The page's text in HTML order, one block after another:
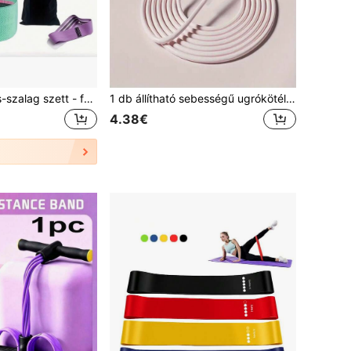
3 db-os ellenállás-szalag szett - férfiaknak és nőknek legmegfelelőbb sport deréköv - vastag, rugalmas anyagú fitneszöv, láb-, fenék- és csípőizmok edzéséhez - nyújtó fitnesz popsiszalag, edzőterembe és otthoni edzéshez, guggoláshoz és jógához (3/1 darab) 1 db állítható sebességű ugrókötél, könnyű ugrókötél, alkalmas fitnesshez, edzéshez, sportoláshoz és fogyókúrához, aerobik fitnesshez, beltéri edzéshez és zsírégetéshez ősszel és télen
4.38€